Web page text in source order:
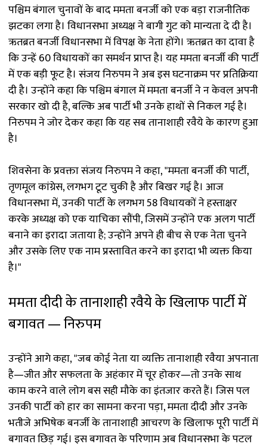
पश्चिम बंगाल चुनावों के बाद ममता बनर्जी को एक बड़ा राजनीतिक
झटका लगा है। विधानसभा अध्यक्ष ने बागी गुट को मान्यता दे दी है।
ऋतब्रत बनर्जी विधानसभा में विपक्ष के नेता होंगे। ऋतब्रत का दावा है
कि उन्हें 60 विधायकों का समर्थन प्राप्त है। यह ममता बनर्जी की पार्टी
में एक बड़ी फूट है। संजय निरुपम ने अब इस घटनाक्रम पर प्रतिक्रिया
दी है। उन्होंने कहा कि पश्चिम बंगाल में ममता बनर्जी ने न केवल अपनी
सरकार खो दी है, बल्कि अब पार्टी भी उनके हाथों से निकल गई है।
निरुपम ने जोर देकर कहा कि यह सब तानाशाही रवैये के कारण हुआ
है।
शिवसेना के प्रवक्ता संजय निरुपम ने कहा, "ममता बनर्जी की पार्टी,
तृणमूल कांग्रेस, लगभग टूट चुकी है और बिखर गई है। आज
विधानसभा में, उनकी पार्टी के लगभग 58 विधायकों ने हस्ताक्षर
करके अध्यक्ष को एक याचिका सौंपी, जिसमें उन्होंने एक अलग पार्टी
बनाने का इरादा जताया है; उन्होंने अपने ही बीच से एक नेता चुनने
और उसके लिए एक नाम प्रस्तावित करने का इरादा भी व्यक्त किया
है।"
ममता दीदी के तानाशाही रवैये के खिलाफ पार्टी में
बगावत — निरुपम
उन्होंने आगे कहा, "जब कोई नेता या व्यक्ति तानाशाही रवैया अपनाता
है—जीत और सफलता के अहंकार में चूर होकर—तो उनके साथ
काम करने वाले लोग बस सही मौके का इंतजार करते हैं। जिस पल
उनकी पार्टी को हार का सामना करना पड़ा, ममता दीदी और उनके
भतीजे अभिषेक बनर्जी के तानाशाही आचरण के खिलाफ पूरी पार्टी में
बगावत छिड़ गई। इस बगावत के परिणाम अब विधानसभा के पटल